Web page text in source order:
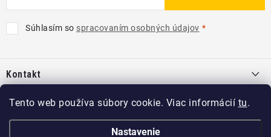
Tento web používa súbory cookie. Viac informácií tu.
Nastavenie
Súhlasím so spracovaním osobných údajov
pKontakt
info @ kcshop.sk
+421 918 725 111
Kategórie